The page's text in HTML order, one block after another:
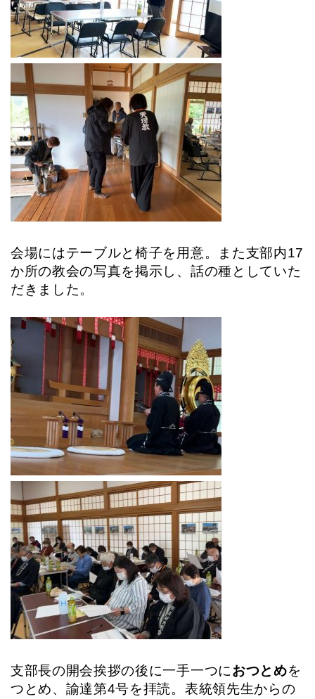
会場にはテーブルと椅子を用意。また支部内17
か所の教会の写真を掲示し、話の種としていた
だきました。
支部長の開会挨拶の後に一手一つにおつとめを
つとめ、諭達第4号を拝読。表統領先生からの